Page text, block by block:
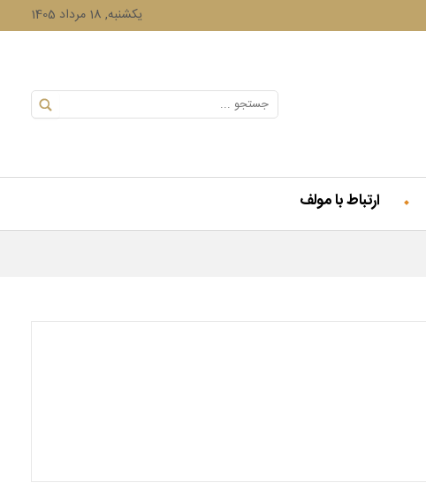
یکشنبه, 18 مرداد 1405
ارتباط با مولف